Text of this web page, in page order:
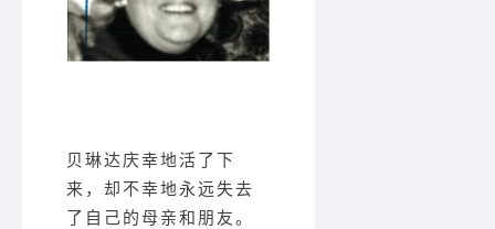
贝琳达庆幸地活了下
来，却不幸地永远失去
了自己的母亲和朋友。